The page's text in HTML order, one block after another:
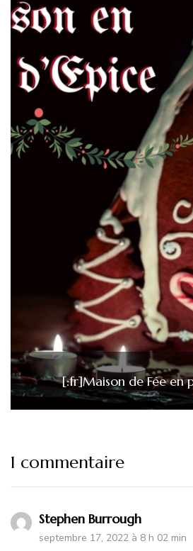
[:fr]Maison de Fée en
1 commentaire
Stephen Burrough
septembre 17, 2022 à 8 h 02 min